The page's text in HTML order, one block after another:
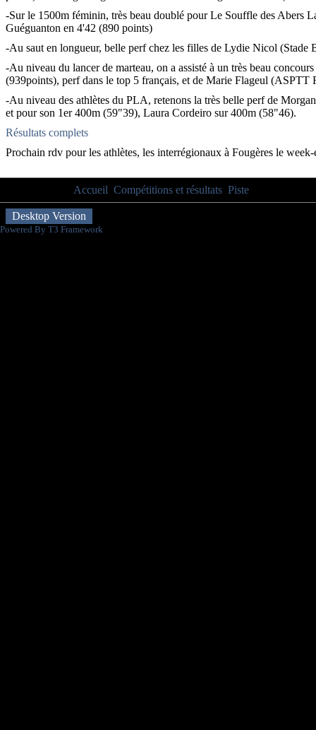
-Sur le 1500m féminin, très beau doublé pour Le Souffle des Abers
Guéguanton en 4'42 (890 points)
-Au saut en longueur, belle perf chez les filles de Lydie Nicol (Stade
-Au niveau du lancer de marteau, on a assisté à un très beau
(939points), perf dans le top 5 français, et de Marie Flageul (ASPTT
-Au niveau des athlètes du PLA, retenons la très belle perf de
et pour son 1er 400m (59"39), Laura Cordeiro sur 400m (58"46).
Résultats complets
Prochain rdv pour les athlètes, les interrégionaux à Fougères le
Accueil Compétitions et résultats Piste
Desktop Version
Powered By T3 Framework